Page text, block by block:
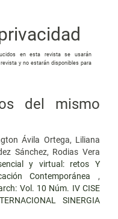
en esta revista se usarán
y no estarán disponibles para
del mismo
Ávila Ortega, Liliana
Sánchez, Rodias Vera
y virtual: retos Y
Contemporánea ,
Vol. 10 Núm. IV CISE
SINERGIA